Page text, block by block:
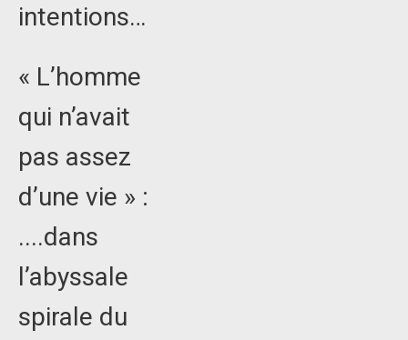
intentions…
« L’homme
qui n’avait
pas assez
d’une vie » :
....dans
l’abyssale
spirale du